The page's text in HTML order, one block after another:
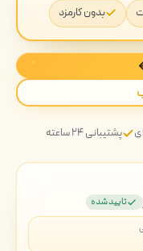
بدون کارمزد
پشتیبانی ۲۴ ساعته
تایید شده